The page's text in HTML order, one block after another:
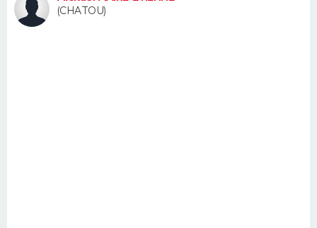
(CHATOU)